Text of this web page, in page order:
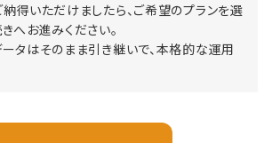
得いただけましたら、ご希望のプランを選
へお進みください。
タはそのまま引き継いで、本格的な運用